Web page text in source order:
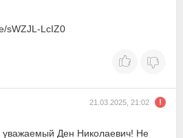
sWZJL-LcIZ0
21.03.2025, 21:02
уважаемый Ден Николаевич! Не